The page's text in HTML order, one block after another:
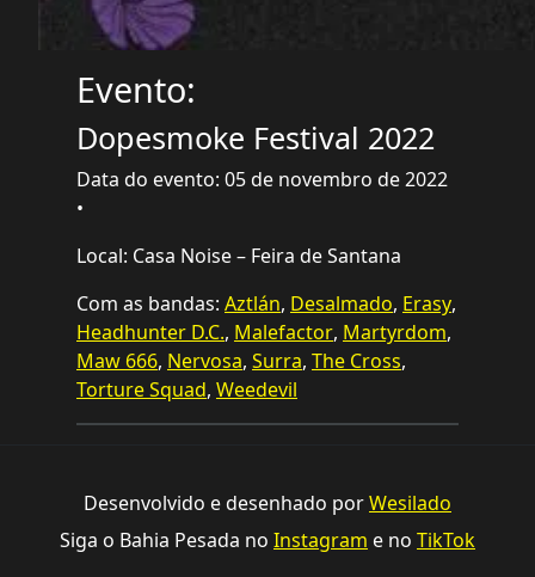
Evento:
Dopesmoke Festival 2022
Data do evento: 05 de novembro de 2022
•
Local: Casa Noise – Feira de Santana
Com as bandas: Aztlán, Desalmado, Erasy,
Headhunter D.C., Malefactor, Martyrdom,
Maw 666, Nervosa, Surra, The Cross,
Torture Squad, Weedevil
Desenvolvido e desenhado porWesilado
Siga o Bahia Pesada no Instagram e no TikTok